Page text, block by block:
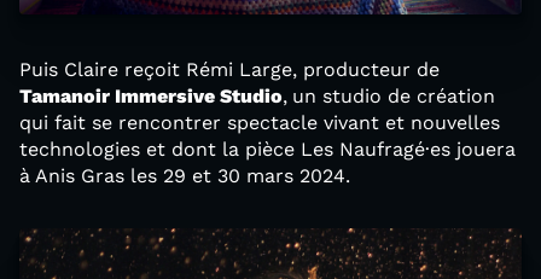
Puis Claire reçoit Rémi Large, producteur de
Tamanoir Immersive Studio, un studio de création
qui fait se rencontrer spectacle vivant et nouvelles
technologies et dont la pièce Les Naufragé·es jouera
à Anis Gras les 29 et 30 mars 2024.